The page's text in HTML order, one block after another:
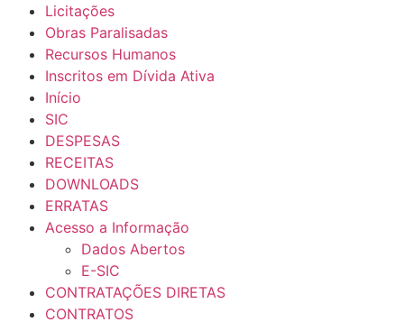
Licitações
Obras Paralisadas
Recursos Humanos
Inscritos em Dívida Ativa
Início
SIC
DESPESAS
RECEITAS
DOWNLOADS
ERRATAS
Acesso a Informação
Dados Abertos
E-SIC
CONTRATAÇÕES DIRETAS
CONTRATOS